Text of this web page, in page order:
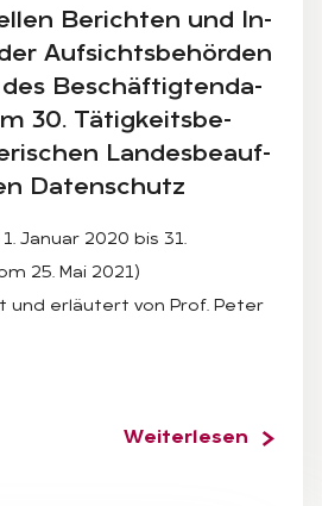
Be­rich­ten und In­
Auf­sichts­be­hör­den
des Be­schäf­tig­ten­da­
30. Tä­tig­keits­be­
Lan­des­be­auf­
Da­ten­schutz
Januar 2020 bis 31.
25. Mai 2021)
und erläutert von Prof. Peter
Weiterlesen